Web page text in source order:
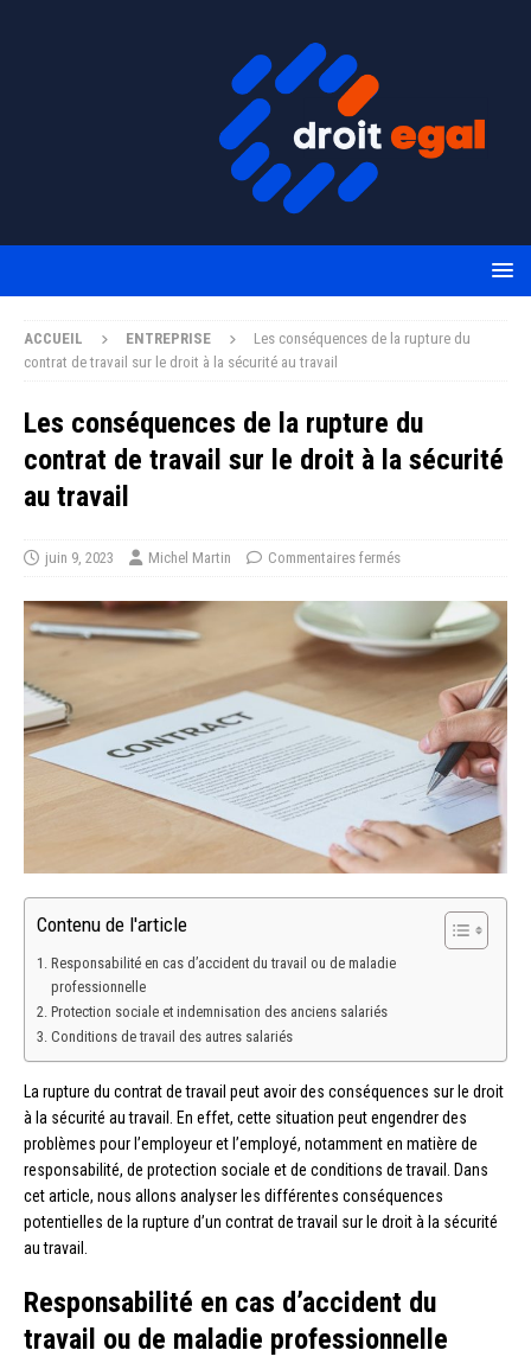
ACCUEIL ENTREPRISE
Les conséquences de la rupture du
contrat de travail sur le droit à la sécurité au travail
Les conséquences de la rupture du
contrat de travail sur le droit à la sécurité
au travail
juin 9, 2023 Michel Martin Commentaires fermés
Contenu de l'article
Responsabilité en cas d’accident du travail ou de maladie
professionnelle
Protection sociale et indemnisation des anciens salariés
Conditions de travail des autres salariés
La rupture du contrat de travail peut avoir des conséquences sur le droit
à la sécurité au travail. En effet, cette situation peut engendrer des
problèmes pour l’employeur et l’employé, notamment en matière de
responsabilité, de protection sociale et de conditions de travail. Dans
cet article, nous allons analyser les différentes conséquences
potentielles de la rupture d’un contrat de travail sur le droit à la sécurité
au travail.
Responsabilité en cas d’accident du
travail ou de maladie professionnelle